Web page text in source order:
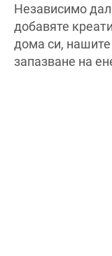
Независимо
добавяте
дома си,
запазване на